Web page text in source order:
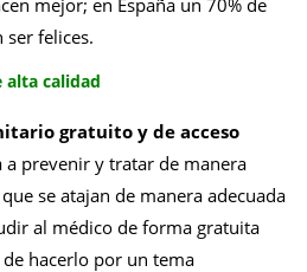
ser felices.
alta calidad
gratuito y de acceso
a prevenir y tratar de manera
se atajan de manera adecuada
al médico de forma gratuita
hacerlo por un tema